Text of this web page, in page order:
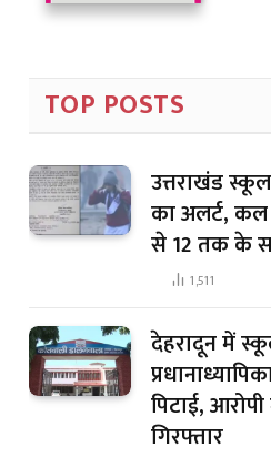
TOP POSTS
उत्तराखंड
का अलर्ट,
से 12 तक के
1,511
देहरादून में
पिटाई,
गिरफ्तार